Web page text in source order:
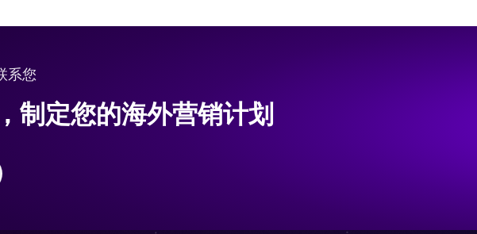
系您
制定您的海外营销计划